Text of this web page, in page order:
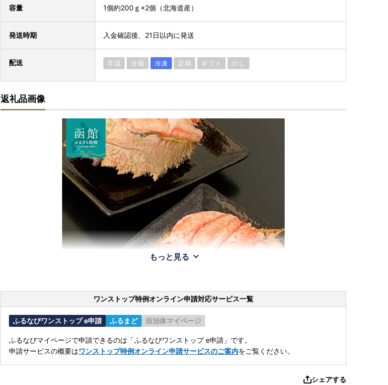
容量 1個約200ｇ×2個（北海道産）
発送時期 入金確認後、21日以内に発送
配送 常温 冷蔵 冷凍 定期 ギフト のし
返礼品画像
もっと見る
ワンストップ特例オンライン申請対応サービス一覧
ふるなびワンストップ e申請 ふるまど 自治体マイページ
ふるなびマイページで申請できるのは「ふるなびワンストップ e申請」です。
申請サービスの概要はワンストップ特例オンライン申請サービスのご案内をご覧ください。
シェアする